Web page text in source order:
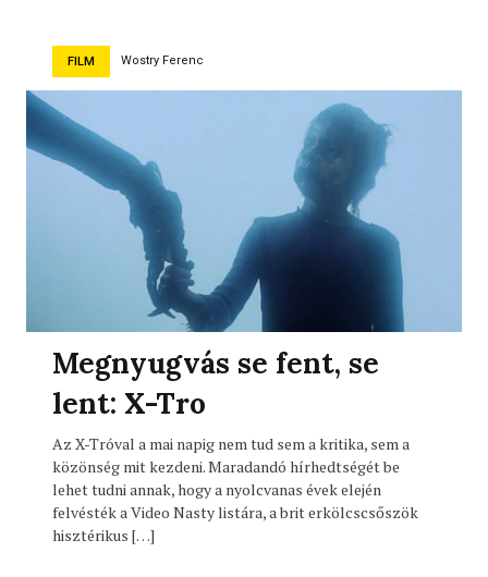
FILM Wostry Ferenc
Megnyugvás se fent, se
lent: X-Tro
Az X-Tróval a mai napig nem tud sem a kritika, sem a
közönség mit kezdeni. Maradandó hírhedtségét be
lehet tudni annak, hogy a nyolcvanas évek elején
felvésték a Video Nasty listára, a brit erkölcscsőszök
hisztérikus […]